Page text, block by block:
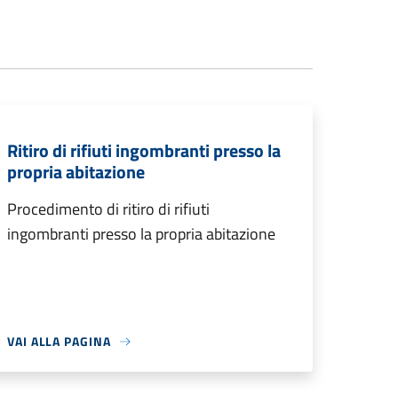
Ritiro di rifiuti ingombranti presso la
propria abitazione
Procedimento di ritiro di rifiuti
ingombranti presso la propria abitazione
VAI ALLA PAGINA